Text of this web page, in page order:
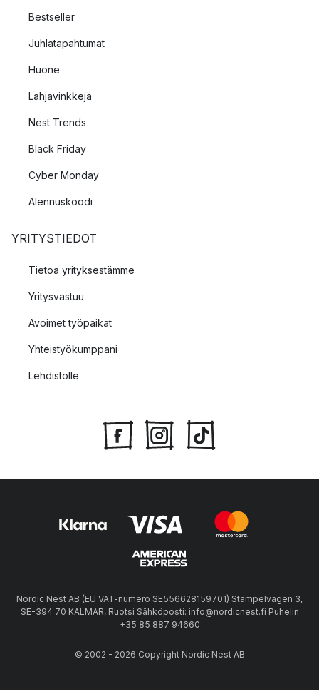
Bestseller
Juhlatapahtumat
Huone
Lahjavinkkejä
Nest Trends
Black Friday
Cyber Monday
Alennuskoodi
YRITYSTIEDOT
Tietoa yrityksestämme
Yritysvastuu
Avoimet työpaikat
Yhteistyökumppani
Lehdistölle
Nordic Nest AB (EU VAT-numero SE556628159701) Stämpelvägen 3,
SE-394 70 KALMAR, Ruotsi Sähköposti: info@nordicnest.fi Puhelin
+35 85 887 94660
© 2002 - 2026 Copyright Nordic Nest AB